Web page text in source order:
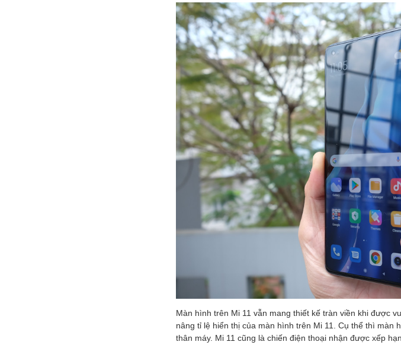
Màn hình trên Mi 11 vẫn mang thiết kế tràn viền khi được
nâng tỉ lệ hiển thị của màn hình trên Mi 11. Cụ thể thì màn
thân máy. Mi 11 cũng là chiến điện thoại nhận được xếp